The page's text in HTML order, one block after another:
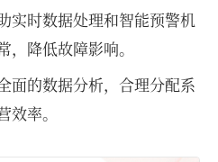
实时数据处理和智能预警机
降低故障影响。
面的数据分析，合理分配系
率。